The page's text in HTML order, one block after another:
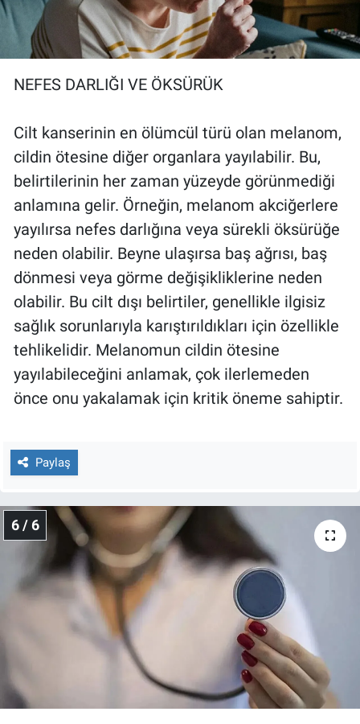
NEFES DARLIĞI VE ÖKSÜRÜK
Cilt kanserinin en ölümcül türü olan melanom,
cildin ötesine diğer organlara yayılabilir. Bu,
belirtilerinin her zaman yüzeyde görünmediği
anlamına gelir. Örneğin, melanom akciğerlere
yayılırsa nefes darlığına veya sürekli öksürüğe
neden olabilir. Beyne ulaşırsa baş ağrısı, baş
dönmesi veya görme değişikliklerine neden
olabilir. Bu cilt dışı belirtiler, genellikle ilgisiz
sağlık sorunlarıyla karıştırıldıkları için özellikle
tehlikelidir. Melanomun cildin ötesine
yayılabileceğini anlamak, çok ilerlemeden
önce onu yakalamak için kritik öneme sahiptir.
Paylaş
6 / 6